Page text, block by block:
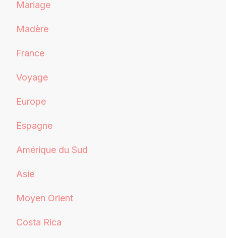
Mariage
Madère
France
Voyage
Europe
Espagne
Amérique du Sud
Asie
Moyen Orient
Costa Rica